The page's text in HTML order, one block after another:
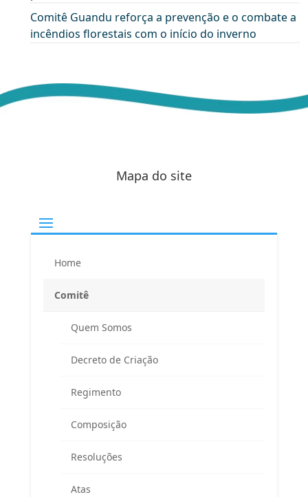
Comitê Guandu reforça a prevenção e o combate a
incêndios florestais com o início do inverno
Mapa do site
Home
Comitê
Quem Somos
Decreto de Criação
Regimento
Composição
Resoluções
Atas